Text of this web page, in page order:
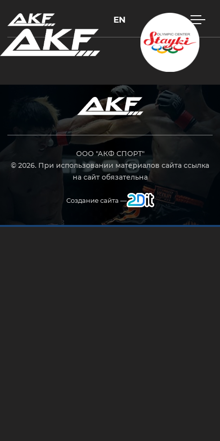
EN
ООО "АКФ СПОРТ"
© 2026. При использовании материалов сайта ссылка
на сайт обязательна
Создание сайта —
Нажмите Enter для поиска или Esc, чтобы закрыть